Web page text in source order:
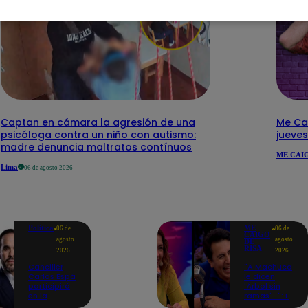
Captan en cámara la agresión de una
psicóloga contra un niño con autismo:
madre denuncia maltratos contínuos
Lima 06 de agosto 2026
Me
ME
Política 06 de
agosto
2026
Canciller
Carlos Espá
participirá
en la
ME
CAIGO
DE
RISA
06 de
agosto
2026
"A Machuca
le dicen
'Árbol sin
ramas'...": El